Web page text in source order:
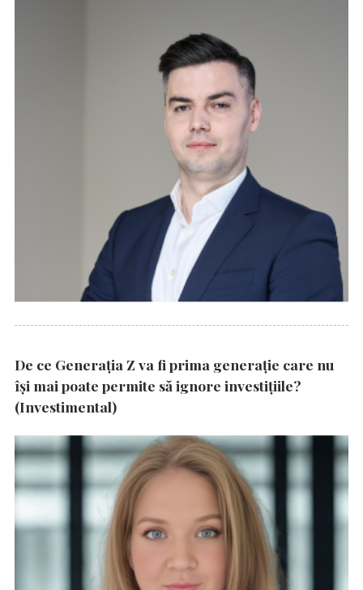
De ce Generația Z va fi prima generație care nu
își mai poate permite să ignore investițiile?
(Investimental)